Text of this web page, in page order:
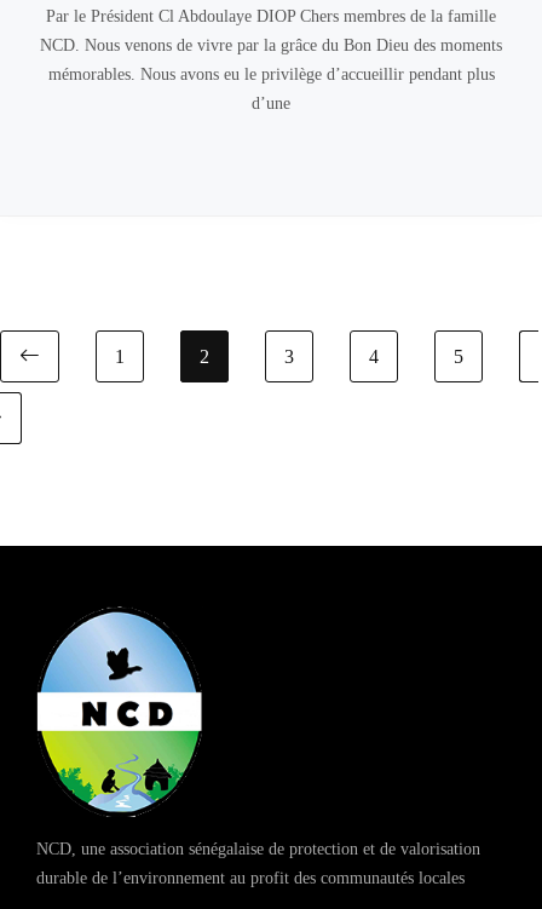
Par le Président Cl Abdoulaye DIOP Chers membres de la famille
NCD. Nous venons de vivre par la grâce du Bon Dieu des moments
mémorables. Nous avons eu le privilège d’accueillir pendant plus
d’une
Previous page
1 2 3 4 5
NCD, une association sénégalaise de protection et de valorisation
durable de l’environnement au profit des communautés locales